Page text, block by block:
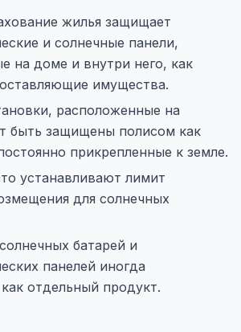
жилья защищает
и солнечные панели,
на доме и внутри него, как
имущества.
расположенные на
быть защищены полисом как
прикрепленные к земле.
устанавливают лимит
для солнечных
батарей и
панелей иногда
как отдельный продукт.